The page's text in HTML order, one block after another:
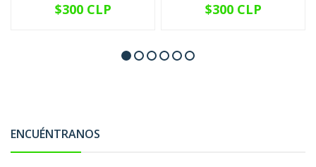
$300 CLP $300 CLP
ENCUÉNTRANOS